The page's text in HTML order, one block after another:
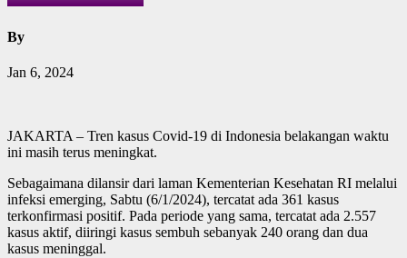
By
Jan 6, 2024
JAKARTA – Tren kasus Covid-19 di Indonesia belakangan waktu
ini masih terus meningkat.
Sebagaimana dilansir dari laman Kementerian Kesehatan RI melalui
infeksi emerging, Sabtu (6/1/2024), tercatat ada 361 kasus
terkonfirmasi positif. Pada periode yang sama, tercatat ada 2.557
kasus aktif, diiringi kasus sembuh sebanyak 240 orang dan dua
kasus meninggal.